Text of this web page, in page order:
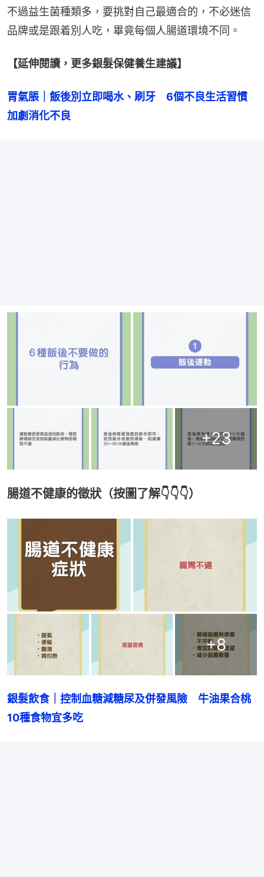
不過益生菌種類多，要挑對自己最適合的，不必迷信
品牌或是跟着別人吃，畢竟每個人腸道環境不同。
【延伸閱讀，更多銀髮保健養生建議】
胃氣脹｜飯後別立即喝水、刷牙　6個不良生活習慣
加劇消化不良
+23
腸道不健康的徵狀（按圖了解👇👇👇）
+8
銀髮飲食｜控制血糖減糖尿及併發風險　牛油果合桃
10種食物宜多吃